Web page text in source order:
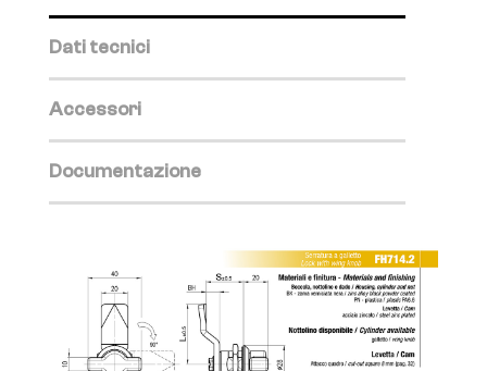
Dati tecnici
Accessori
Documentazione